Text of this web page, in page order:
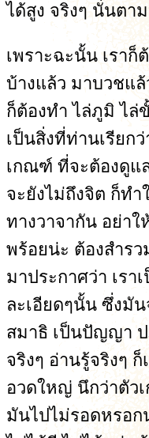
ได้สูง จริงๆ นั่นตา
เพราะฉะนั้น เราก็
บ้างแล้ว มาบวชแล้
ก็ต้องทำ ไล่ภูมิ ไ
เป็นสิ่งที่ท่านเรียก
เกณฑ์ ที่จะต้องดูแ
จะยังไม่ถึงจิต ก็ท
ทางวาจากัน อย่าใ
พร้อยน่ะ ต้องสำรว
มาประกาศว่า เร
ละเอียดๆนั้น ซึ่งมั
สมาธิ เป็นปัญญา ป
จริงๆ อ่านรู้จริงๆ
อวดใหญ่ นึกว่าตัว
มันไปไม่รอดหรอก